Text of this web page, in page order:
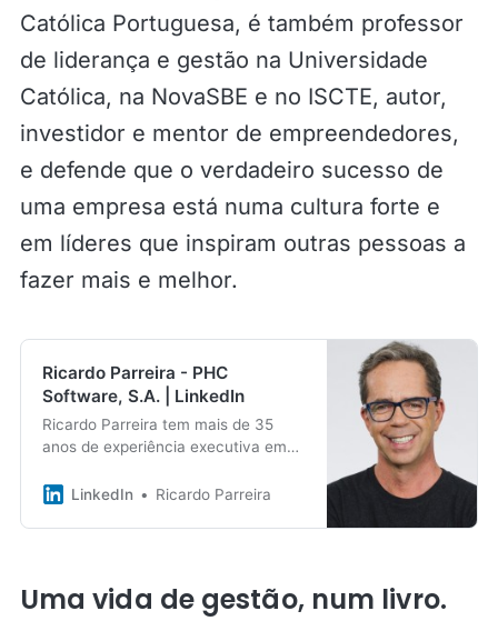
Católica Portuguesa, é também professor
de liderança e gestão na Universidade
Católica, na NovaSBE e no ISCTE, autor,
investidor e mentor de empreendedores,
e defende que o verdadeiro sucesso de
uma empresa está numa cultura forte e
em líderes que inspiram outras pessoas a
fazer mais e melhor.
Ricardo Parreira - PHC
Software, S.A. | LinkedIn
Ricardo Parreira tem mais de 35
anos de experiência executiva em
PHC Software, S.A. · Education:
and Economics · Location: Oeiras ·
LinkedIn, a professional community
LinkedIn Ricardo Parreira
Uma vida de gestão, num livro.